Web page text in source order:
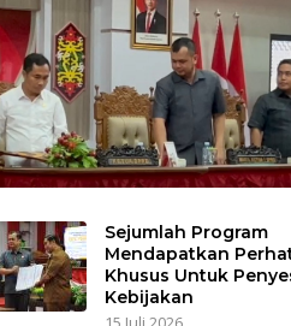
Sejumlah Program
Mendapatkan
Khusus Untuk
Kebijakan